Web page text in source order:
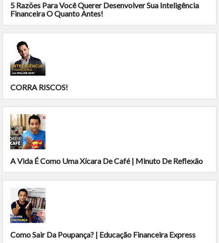
5 Razões Para Você Querer Desenvolver Sua Inteligência
Financeira O Quanto Antes!
CORRA RISCOS!
A Vida É Como Uma Xícara De Café | Minuto De Reflexão
Como Sair Da Poupança? | Educação Financeira Express